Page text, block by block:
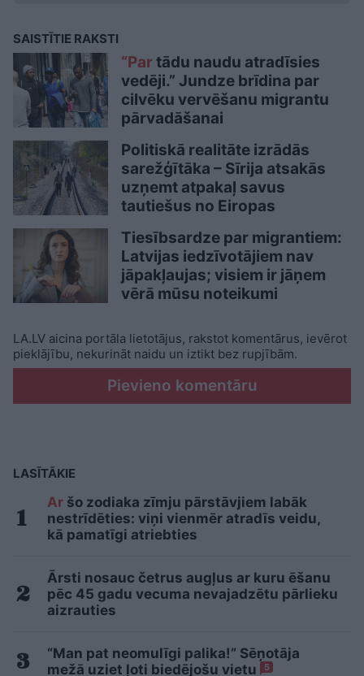
SAISTĪTIE RAKSTI
“Par tādu naudu atradīsies
vedēji.” Jundze brīdina par
cilvēku vervēšanu migrantu
pārvadāšanai
Politiskā realitāte izrādās
sarežģītāka – Sīrija atsakās
uzņemt atpakaļ savus
tautiešus no Eiropas
Tiesībsardze par migrantiem:
Latvijas iedzīvotājiem nav
jāpakļaujas; visiem ir jāņem
vērā mūsu noteikumi
LA.LV aicina portāla lietotājus, rakstot komentārus, ievērot
pieklājību, nekurināt naidu un iztikt bez rupjībām.
Pievieno komentāru
LASĪTĀKIE
Ar šo zodiaka zīmju pārstāvjiem labāk
nestrīdēties: viņi vienmēr atradīs veidu,
kā pamatīgi atriebties
Ārsti nosauc četrus augļus ar kuru ēšanu
pēc 45 gadu vecuma nevajadzētu pārlieku
aizrauties
“Man pat neomulīgi palika!” Sēņotāja
mežā uziet ļoti biedējošu vietu
5